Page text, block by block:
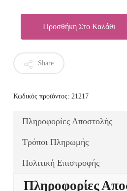
Προσθήκη Στο Καλάθι
Share
Κωδικός προϊόντος: 21217
Πληροφορίες Αποστολής
Τρόποι Πληρωμής
Πολιτική Επιστροφής
Πληροφορίες